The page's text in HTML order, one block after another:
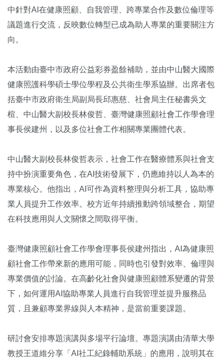
中針對AI在健康照顧、自我管理、跨專業合作及數位倫理等
議題進行交流，反映數位轉型已成為助人專業的重要關注方
向。
本活動由臺中市政府公益彩券盈餘補助，並由中山醫大國際
健康照護科學碩士學位學程及公共衛生學系協辦。出席者包
括臺中市政府衛生局副局長邱惠慈、社會局主任秘書吳文
楦、中山醫大副校長林俊哲、臺灣健康照顧社會工作學會理
事長侯建州，以及多位社會工作相關專業團體代表。
中山醫大副校長林俊哲表示，社會工作在醫療體系與社會支
持中扮演重要角色，在AI技術發展下，仍應維持以人為本的
專業核心。他指出，AI可作為資料整理與分析工具，協助專
業人員提升工作效率。校方近年持續推動跨領域整合，期望
在科技應用與人文關懷之間取得平衡。
臺灣健康照顧社會工作學會理事長侯建州指出，AI為健康照
顧社會工作帶來新的應用可能，同時也引發對效率、倫理與
專業價值的討論。在高齡化社會與健康照顧體系變遷的背景
下，如何運用AI協助專業人員進行自我管理並提升服務品
質，且兼顧專業界線與人本精神，是當前重要課題。
研討會安排專題演講與多場平行論壇。專題演講由清華大學
教授王道維分享「AI社工紀錄輔助系統」的應用，說明其在